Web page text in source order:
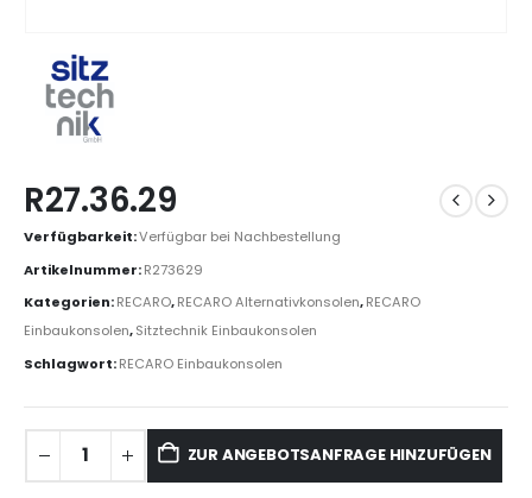
R27.36.29
Verfügbarkeit:Verfügbar bei Nachbestellung
Artikelnummer:R273629
Kategorien:RECARO,RECARO Alternativkonsolen,RECARO
Einbaukonsolen,Sitztechnik Einbaukonsolen
Schlagwort:RECARO Einbaukonsolen
ZUR ANGEBOTSANFRAGE HINZUFÜGEN